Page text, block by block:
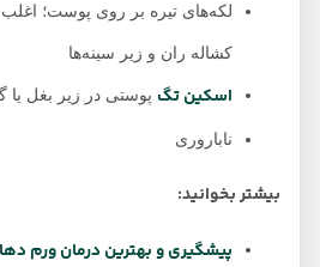
لکه‌های تیره بر روی پوست؛ اغلب بر
کشاله ران و زیر سینه‌ها
اسکین تگپوستی در زیر بغل یا گردن
ناباروری
بیشتر بخوانید:
پیشگیری و بهترین درمان ورم دهانه